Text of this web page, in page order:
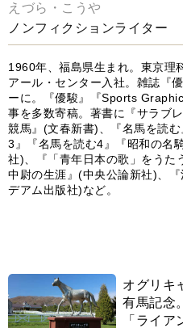
えづら・こうや
ノンフィクションライター
1960年、福島県生まれ。東京理
アール・センター入社。雑誌『
ーに。『優駿』『Sports
事を多数寄稿。著書に『サラブ
競馬』(文春新書)、『名馬を読
3』『名馬を読む4』『昭和の名
社)、『「青年日本の歌」をうた
中尉の生涯』(中央公論新社)、
デアム出版社)など。
オグリキ
有馬記念
「ライ